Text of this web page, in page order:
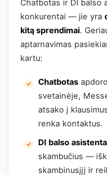
Chatbotas ir DI balso
konkurentai — jie yra
kitą sprendimai.
aptarnavimas
kartu:
Chatbotas
svetainėje,
atsako į
renka kontaktus.
DI balso
skambučius —
skambinusįjį ir